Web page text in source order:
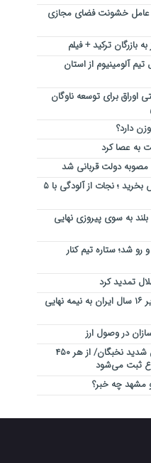
عامل خشونت فضای مجازی
بازرگان ترکید + فیلم
آلومینیوم از استان
فروش ۱۲ همتی اوراق برای توسعه ناوگان
به عصا کرد
مصوبه دولت قربانی شد
برای خانه خود نفس بخرید ؛ نجات از آلودگی با ۵
بلند به سوی پیروزی نهایی
رو شد؛ ستاره تیم کنار
تمدید کرد
صعود تیم والیبال زیر ۱۶ سال ایران به نیمه نهایی
در وصول ارز
هشدار درباره ریزش شدید نخبگان/ از هر ۴۵۰
ثبت می‌شود
مشهد چه خبر؟